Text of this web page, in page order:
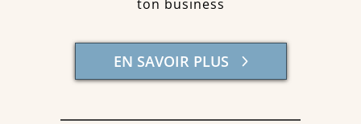
ton business
EN SAVOIR PLUS